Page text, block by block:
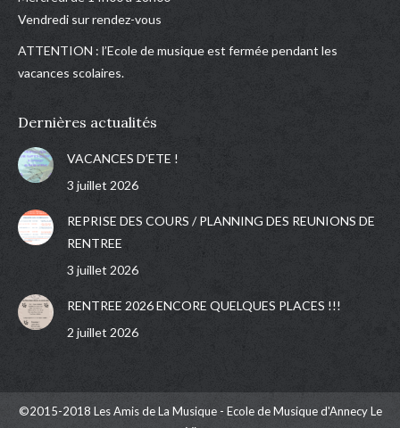
Vendredi sur rendez-vous
ATTENTION : l’Ecole de musique est fermée pendant les
vacances scolaires.
Dernières actualités
VACANCES D’ETE !
3 juillet 2026
REPRISE DES COURS / PLANNING DES REUNIONS DE
RENTREE
3 juillet 2026
RENTREE 2026 ENCORE QUELQUES PLACES !!!
2 juillet 2026
©2015-2018 Les Amis de La Musique - Ecole de Musique d'Annecy Le